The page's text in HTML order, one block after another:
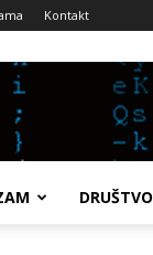
Kontakt
DRUŠTVO